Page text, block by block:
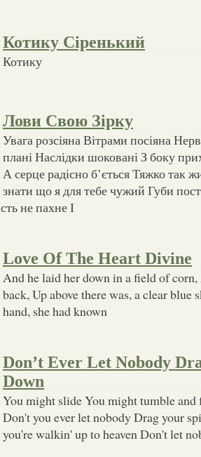
Котику Сіренький
Котику
Лови Свою Зірку
Увага розсіяна Вітрами посіяна
плані Наслідки шоковані З боку
А серце радісно б’ється Тяжко так
знати що я для тебе чужий Губи
не пахне І
Love Of The Heart Divine
And he laid her down in a field of
back, Up above there was, a clear blue
hand, she had known
Don’t Ever Let Nobody
Down
You might slide You might tumble and
Don't you ever let nobody Drag your
you're walkin' up to heaven Don't let